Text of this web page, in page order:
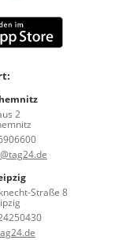
2
Straße 8